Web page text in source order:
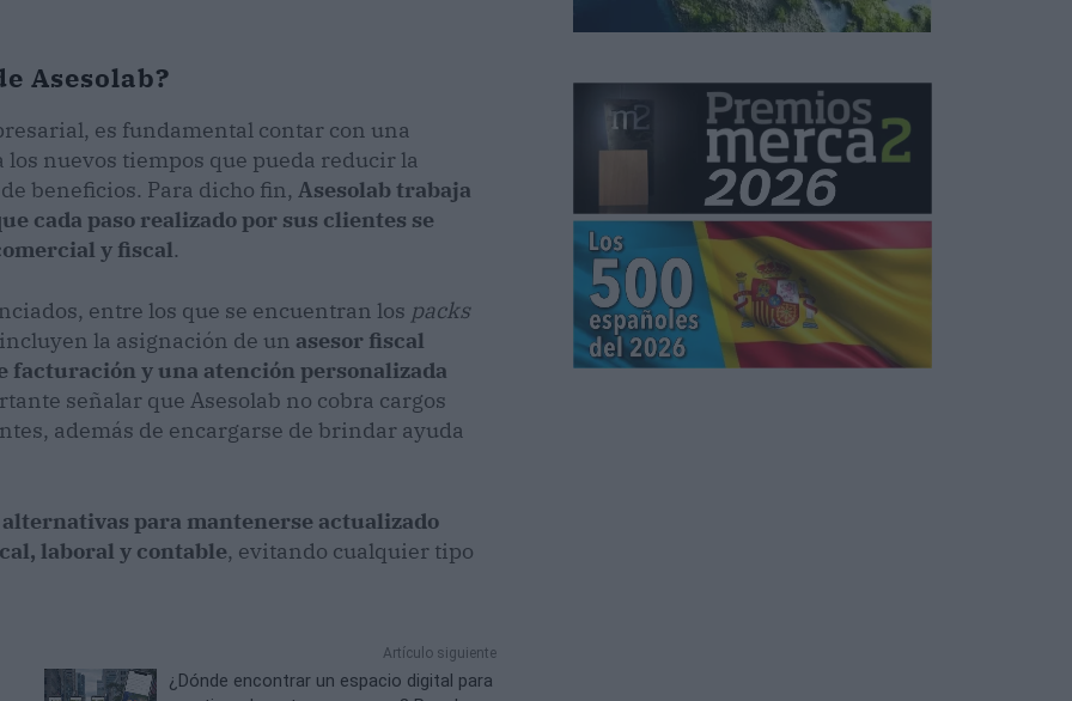
Asesolab?
es fundamental contar con una
nuevos tiempos que pueda reducir la
beneficios. Para dicho fin, Asesolab trabaja
cada paso realizado por sus clientes se
y fiscal.
entre los que se encuentran los packs
la asignación de un asesor fiscal
facturación y una atención personalizada
señalar que Asesolab no cobra cargos
además de encargarse de brindar ayuda
para mantenerse actualizado
laboral y contable, evitando cualquier tipo
Artículo siguiente
¿Dónde encontrar un espacio digital para